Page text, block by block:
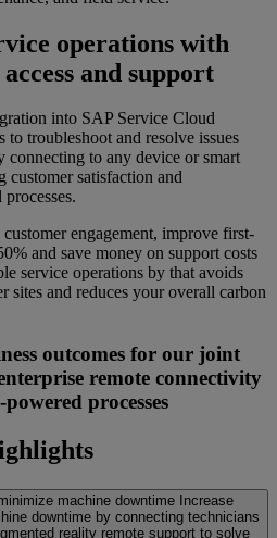
operations with
and support
into SAP Service Cloud
to troubleshoot and resolve issues
to any device or smart
satisfaction and
engagement, improve first-
and save money on support costs
service operations by that avoids
sites and reduces your overall carbon
outcomes for our joint
remote connectivity
processes
machine downtime Increase
downtime by connecting technicians
reality remote support to solve